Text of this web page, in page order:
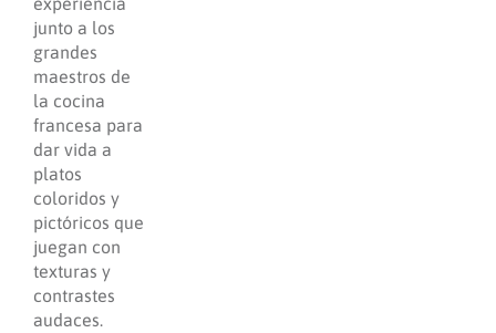
junto a los
grandes
maestros de
la cocina
francesa para
dar vida a
platos
coloridos y
pictóricos que
juegan con
texturas y
contrastes
audaces.